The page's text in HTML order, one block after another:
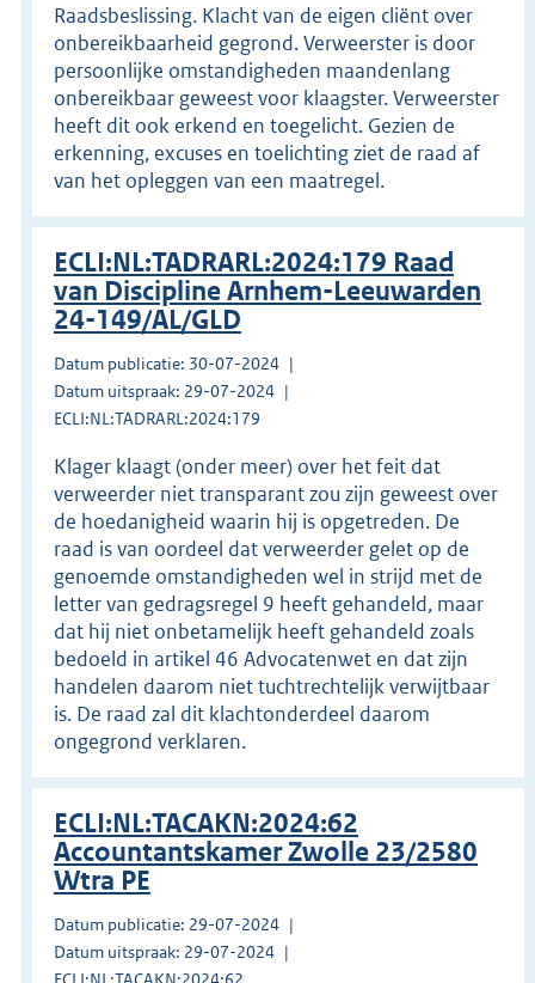
Raadsbeslissing. Klacht van de eigen cliënt over
onbereikbaarheid gegrond. Verweerster is door
persoonlijke omstandigheden maandenlang
onbereikbaar geweest voor klaagster. Verweerster
heeft dit ook erkend en toegelicht. Gezien de
erkenning, excuses en toelichting ziet de raad af
van het opleggen van een maatregel.
ECLI:NL:TADRARL:2024:179 Raad
van Discipline Arnhem-Leeuwarden
24-149/AL/GLD
Datum publicatie: 30-07-2024
Datum uitspraak: 29-07-2024
ECLI:NL:TADRARL:2024:179
Klager klaagt (onder meer) over het feit dat
verweerder niet transparant zou zijn geweest over
de hoedanigheid waarin hij is opgetreden. De
raad is van oordeel dat verweerder gelet op de
genoemde omstandigheden wel in strijd met de
letter van gedragsregel 9 heeft gehandeld, maar
dat hij niet onbetamelijk heeft gehandeld zoals
bedoeld in artikel 46 Advocatenwet en dat zijn
handelen daarom niet tuchtrechtelijk verwijtbaar
is. De raad zal dit klachtonderdeel daarom
ongegrond verklaren.
ECLI:NL:TACAKN:2024:62
Accountantskamer Zwolle 23/2580
Wtra PE
Datum publicatie: 29-07-2024
Datum uitspraak: 29-07-2024